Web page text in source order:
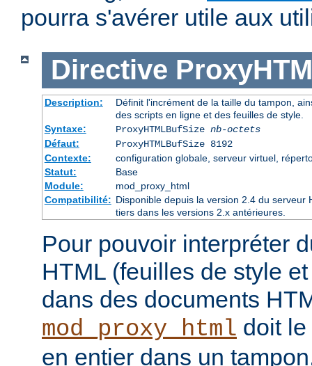
pourra s'avérer utile aux
Directive
Description:
Définit l'incrément de la taille du tampon,
des scripts en ligne et des feuilles de style.
Syntaxe:
ProxyHTMLBufSize nb-octets
Défaut:
ProxyHTMLBufSize 8192
Contexte:
configuration globale, serveur virtuel,
Statut:
Base
Module:
mod_proxy_html
Compatibilité: Disponible depuis la version 2.4 du serveur
tiers dans les versions 2.x antérieures.
Pour pouvoir interpréter
HTML (feuilles de style
dans des documents
mod_proxy_html doit
en entier dans un